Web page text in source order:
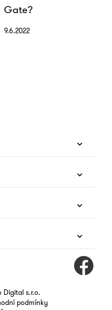
Gate?
9.6.2022
Digital s.r.o.
podmínky